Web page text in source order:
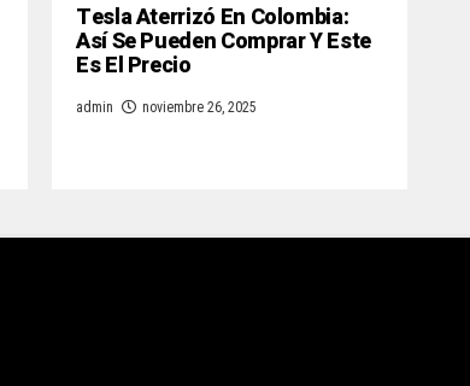
Tesla Aterrizó En Colombia:
Así Se Pueden Comprar Y Este
Es El Precio
admin noviembre 26, 2025